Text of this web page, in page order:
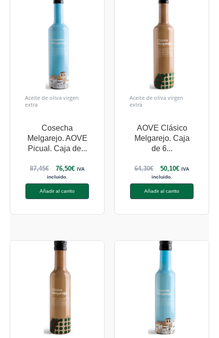
Aceite de oliva virgen
extra
Cosecha
Melgarejo. AOVE
Picual. Caja de...
87,45€ 76,50€ IVA
incluido.
Añadir al carrito
Aceite de oliva virgen
extra
AOVE Clásico
Melgarejo. Caja
de 6...
64,30€ 50,10€ IVA
incluido.
Añadir al carrito